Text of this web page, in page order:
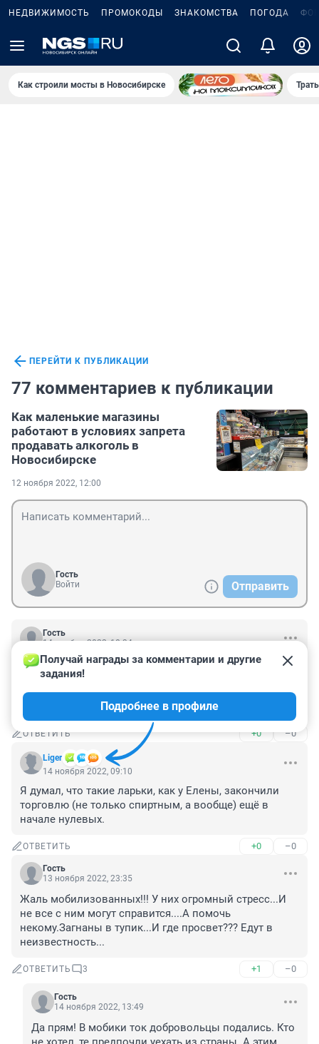
НЕДВИЖИМОСТЬ ПРОМОКОДЫ ЗНАКОМСТВА ПОГОДА
Как строили мосты в Новосибирске
ПЕРЕЙТИ К ПУБЛИКАЦИИ
77 комментариев к публикации
Как маленькие магазины
работают в условиях запрета
продавать алкоголь в
Новосибирске
12 ноября 2022, 12:00
Гость
Войти
Отправить
Гость
14 ноября 2022, 18:34
Только у нас в Мари-Ра нельзя после определенного
времени даже пива купить и в этом же здании
соседняя дверь, магазин пивной торгует до ночи
сколько хочешь.
ОТВЕТИТЬ +0 –0
Liger
Получай награды за комментарии и другие
задания!
Подробнее в профиле
14 ноября 2022, 09:10
Я думал, что такие ларьки, как у Елены, закончили
торговлю (не только спиртным, а вообще) ещё в
начале нулевых.
ОТВЕТИТЬ +0 –0
Гость
13 ноября 2022, 23:35
Жаль мобилизованных!!! У них огромный стресс...И
не все с ним могут справится....А помочь
некому.Загнаны в тупик...И где просвет??? Едут в
неизвестность...
ОТВЕТИТЬ 3 +1 –0
Гость
14 ноября 2022, 13:49
Да прям! В мобики ток добровольцы подались. Кто